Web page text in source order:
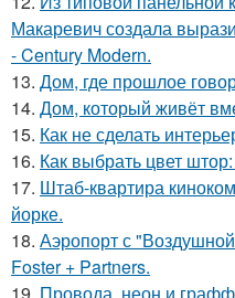
Макаревич создала
- Century Modern.
13. Дом, где прошлое
14. Дом, который живёт
15. Как не сделать
16. Как выбрать цвет
17. Штаб-квартира
йорке.
18. Аэропорт с
Foster + Partners.
19. Провода, неон и